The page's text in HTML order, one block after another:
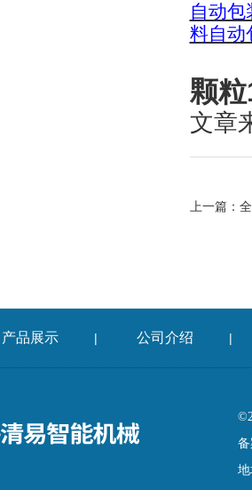
自动包
料自动
颗
文章
上一篇：
产品展示 | 公司介绍 |
备